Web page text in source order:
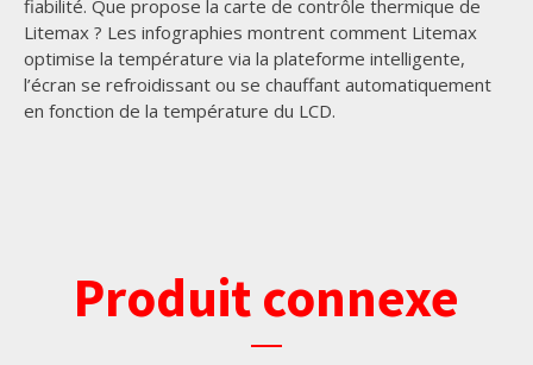
fiabilité. Que propose la carte de contrôle thermique de
Litemax ? Les infographies montrent comment Litemax
optimise la température via la plateforme intelligente,
l’écran se refroidissant ou se chauffant automatiquement
en fonction de la température du LCD.
Produit connexe